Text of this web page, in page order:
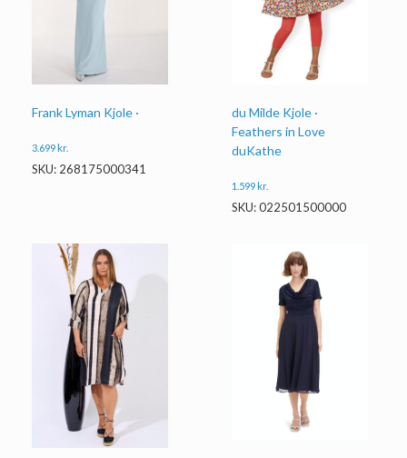
Frank Lyman Kjole ·
3.699kr.
SKU: 268175000341
du Milde Kjole ·
Feathers in Love
duKathe
1.599 kr.
SKU: 022501500000